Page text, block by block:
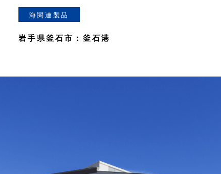
海関連製品
岩手県釜石市：釜石港